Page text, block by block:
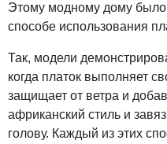
Этому модному дому было
способе использования
Так, модели
когда платок выполняет
защищает от ветра и
африканский стиль и
голову. Каждый из этих